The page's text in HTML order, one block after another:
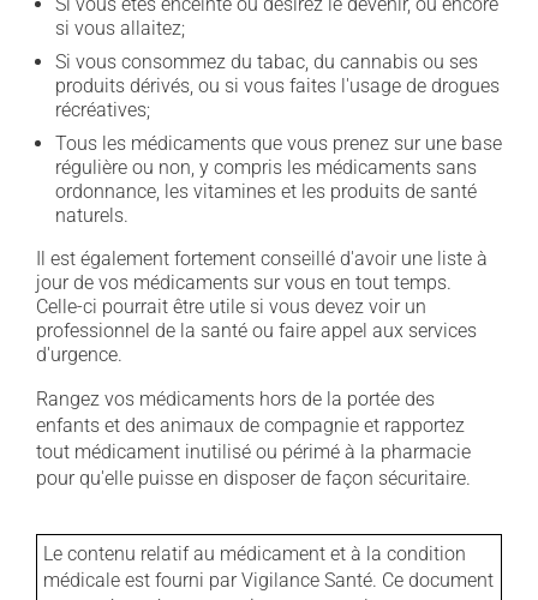
si vous allaitez;
Si vous consommez du tabac, du cannabis ou ses
produits dérivés, ou si vous faites l'usage de drogues
récréatives;
Tous les médicaments que vous prenez sur une base
régulière ou non, y compris les médicaments sans
ordonnance, les vitamines et les produits de santé
naturels.
Il est également fortement conseillé d'avoir une liste à
jour de vos médicaments sur vous en tout temps.
Celle-ci pourrait être utile si vous devez voir un
professionnel de la santé ou faire appel aux services
d'urgence.
Rangez vos médicaments hors de la portée des
enfants et des animaux de compagnie et rapportez
tout médicament inutilisé ou périmé à la pharmacie
pour qu'elle puisse en disposer de façon sécuritaire.
Le contenu relatif au médicament et à la condition
médicale est fourni par Vigilance Santé. Ce document